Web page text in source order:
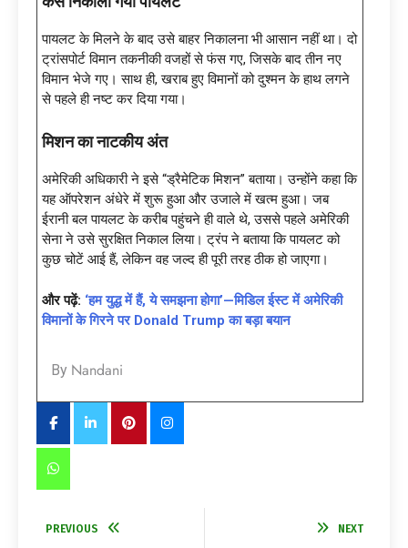
पायलट के मिलने के बाद उसे बाहर निकालना भी आसान नहीं था। दो
ट्रांसपोर्ट विमान तकनीकी वजहों से फंस गए, जिसके बाद तीन नए
विमान भेजे गए। साथ ही, खराब हुए विमानों को दुश्मन के हाथ लगने
से पहले ही नष्ट कर दिया गया।
मिशन का नाटकीय अंत
अमेरिकी अधिकारी ने इसे “ड्रैमेटिक मिशन” बताया। उन्होंने कहा कि
यह ऑपरेशन अंधेरे में शुरू हुआ और उजाले में खत्म हुआ। जब
ईरानी बल पायलट के करीब पहुंचने ही वाले थे, उससे पहले अमेरिकी
सेना ने उसे सुरक्षित निकाल लिया। ट्रंप ने बताया कि पायलट को
कुछ चोटें आई हैं, लेकिन वह जल्द ही पूरी तरह ठीक हो जाएगा।
और पढ़ें: ‘हम युद्ध में हैं, ये समझना होगा’—मिडिल ईस्ट में अमेरिकी
विमानों के गिरने पर Donald Trump का बड़ा बयान
By Nandani
PREVIOUS NEXT